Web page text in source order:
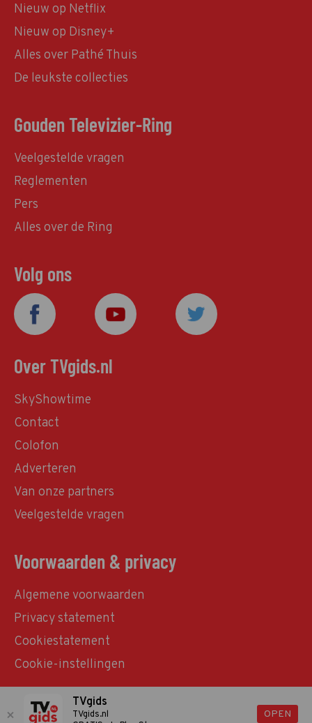
Nieuw op Netflix
Nieuw op Disney+
Alles over Pathé Thuis
De leukste collecties
Gouden Televizier-Ring
Veelgestelde vragen
Reglementen
Pers
Alles over de Ring
Volg ons
Over TVgids.nl
SkyShowtime
Contact
Colofon
Adverteren
Van onze partners
Veelgestelde vragen
Voorwaarden & privacy
Algemene voorwaarden
Privacy statement
Cookiestatement
Cookie-instellingen
© TVgids.nl 2026 - All rights reserved. No text and
TVgids
TVgids.nl
OPEN